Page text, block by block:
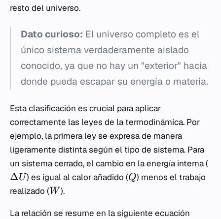
resto del universo.
Dato curioso: El universo completo es el
único sistema verdaderamente aislado
conocido, ya que no hay un "exterior" hacia
donde pueda escapar su energía o materia.
Esta clasificación es crucial para aplicar
correctamente las leyes de la termodinámica. Por
ejemplo, la primera ley se expresa de manera
ligeramente distinta según el tipo de sistema. Para
un sistema cerrado, el cambio en la energía interna (
ΔU) es igual al calor añadido (Q) menos el trabajo
realizado (W).
La relación se resume en la siguiente ecuación